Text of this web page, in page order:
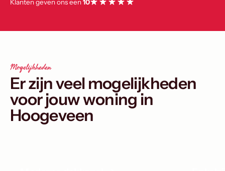
Klanten geven ons een10
Mogelijkheden
Er zijn veel mogelijkheden
voor jouw woning in
Hoogeveen